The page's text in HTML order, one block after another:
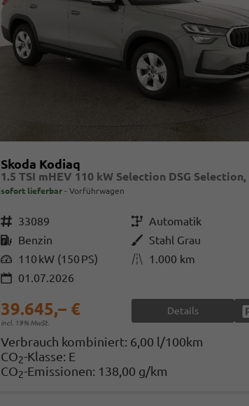
Skoda Kodiaq
sofort lieferbar Vorführwagen
Fahrzeugnr. 33089 GetriebeAutomatik
Kraftstoff Benzin AußenfarbeStahl Grau
Leistung 110 kW (150 PS) Kilometerstand 1.000 km
01.07.2026
39.645,– €
incl. 19% MwSt.
Details
Verbrauch kombiniert: 6,00 l/100km
CO2-Klasse: E
CO2-Emissionen: 138,00 g/km